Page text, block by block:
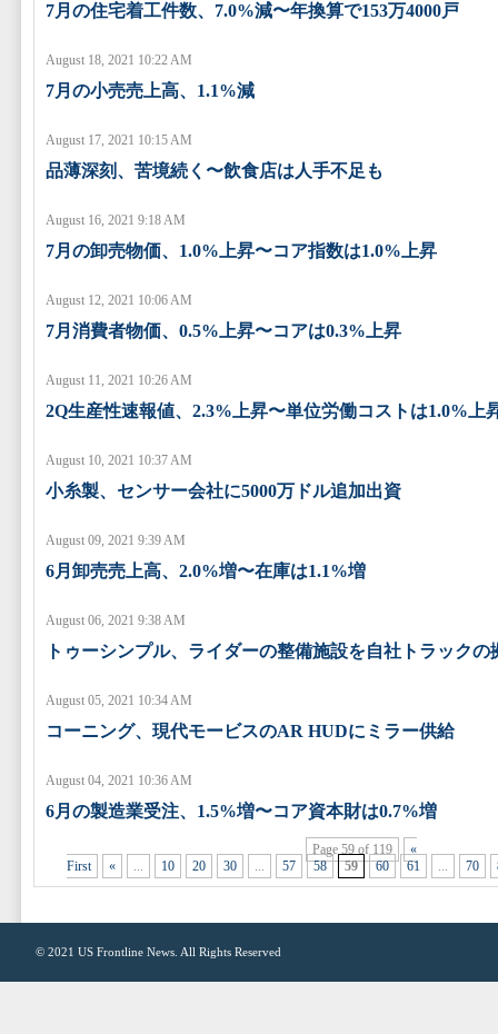
7月の住宅着工件数、7.0%減〜年換算で153万4000戸
August 18, 2021 10:22 AM
7月の小売売上高、1.1%減
August 17, 2021 10:15 AM
品薄深刻、苦境続く〜飲食店は人手不足も
August 16, 2021 9:18 AM
7月の卸売物価、1.0%上昇〜コア指数は1.0%上昇
August 12, 2021 10:06 AM
7月消費者物価、0.5%上昇〜コアは0.3%上昇
August 11, 2021 10:26 AM
2Q生産性速報値、2.3%上昇〜単位労働コストは1.0%上
August 10, 2021 10:37 AM
小糸製、センサー会社に5000万ドル追加出資
August 09, 2021 9:39 AM
6月卸売売上高、2.0%増〜在庫は1.1%増
August 06, 2021 9:38 AM
トゥーシンプル、ライダーの整備施設を自社トラックの
August 05, 2021 10:34 AM
コーニング、現代モービスのAR HUDにミラー供給
August 04, 2021 10:36 AM
6月の製造業受注、1.5%増〜コア資本財は0.7%増
Page 59 of 119
«
First
« ... 10 20 30 ... 57 58 59 60 61 ... 70
© 2021 US Frontline News . All Rights Reserved